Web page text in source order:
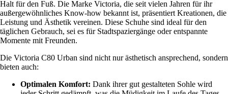
Halt für den Fuß. Die Marke Victoria, die seit vielen Jahren für ihr
außergewöhnliches Know-how bekannt ist, präsentiert Kreationen, die
Leistung und Ästhetik vereinen. Diese Schuhe sind ideal für den
täglichen Gebrauch, sei es für Stadtspaziergänge oder entspannte
Momente mit Freunden.
Die Victoria C80 Urban sind nicht nur ästhetisch ansprechend, sondern
bieten auch:
Optimalen Komfort: Dank ihrer gut gestalteten Sohle wird